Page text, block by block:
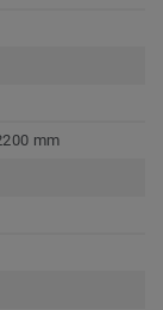
mm